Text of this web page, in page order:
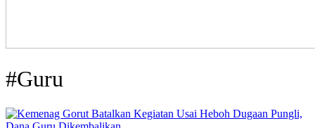
#Guru